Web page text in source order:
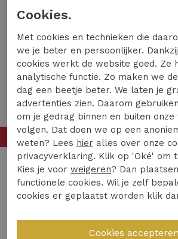
50%
Croyez Homme
Croyez Homme zeplin seersucker shorts cr1-hs25-11 Korte broeken 333 off-white
Cookies.
Met cookies en technieken die
we je beter en persoonlijker.
cookies werkt de website goed. Ze
analytische functie. Zo maken we
dag een beetje beter. We laten je
advertenties zien. Daarom
om je gedrag binnen en buiten
volgen. Dat doen we op een
weten? Lees hier alles over onze
privacyverklaring. Klik op 'Oké' om
Kies je voor weigeren? Dan
functionele cookies. Wil je zelf
cookies er geplaatst worden klik